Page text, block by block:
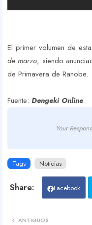
El primer volumen de
de marzo, siendo
de Primavera de Ranobe.
Fuente: Dengeki Online
Your
Tags Noticias
Facebook
ANTIGUOS